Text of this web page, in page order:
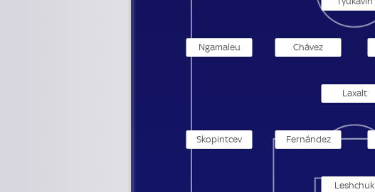
Leshchuk
Fernández
Skopintcev
Laxalt
Chávez
Ngamaleu